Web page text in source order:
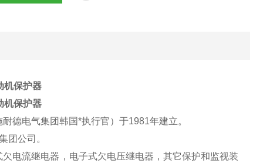
机保护器
机保护器
德电气集团韩国*执行官）于1981年建立。
团公司。
电流继电器，电子式欠电压继电器，其它保护和监视装